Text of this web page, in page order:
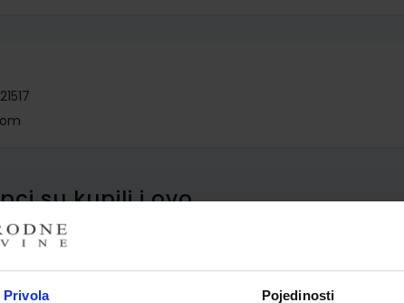
Privola Pojedinosti
su kupili i ovo…